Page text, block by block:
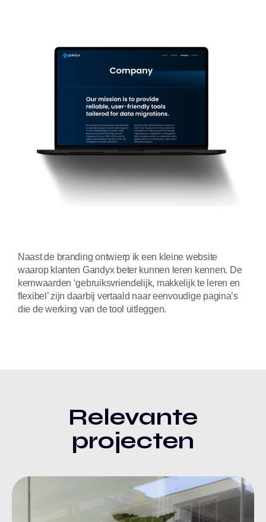
Naast de branding ontwierp ik een kleine website
waarop klanten Gandyx beter kunnen leren kennen. De
kernwaarden ‘gebruiksvriendelijk, makkelijk te leren en
flexibel’ zijn daarbij vertaald naar eenvoudige pagina’s
die de werking van de tool uitleggen.
Relevante
projecten